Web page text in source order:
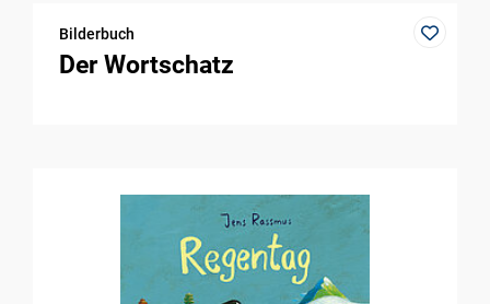
Bilderbuch
Der Wortschatz